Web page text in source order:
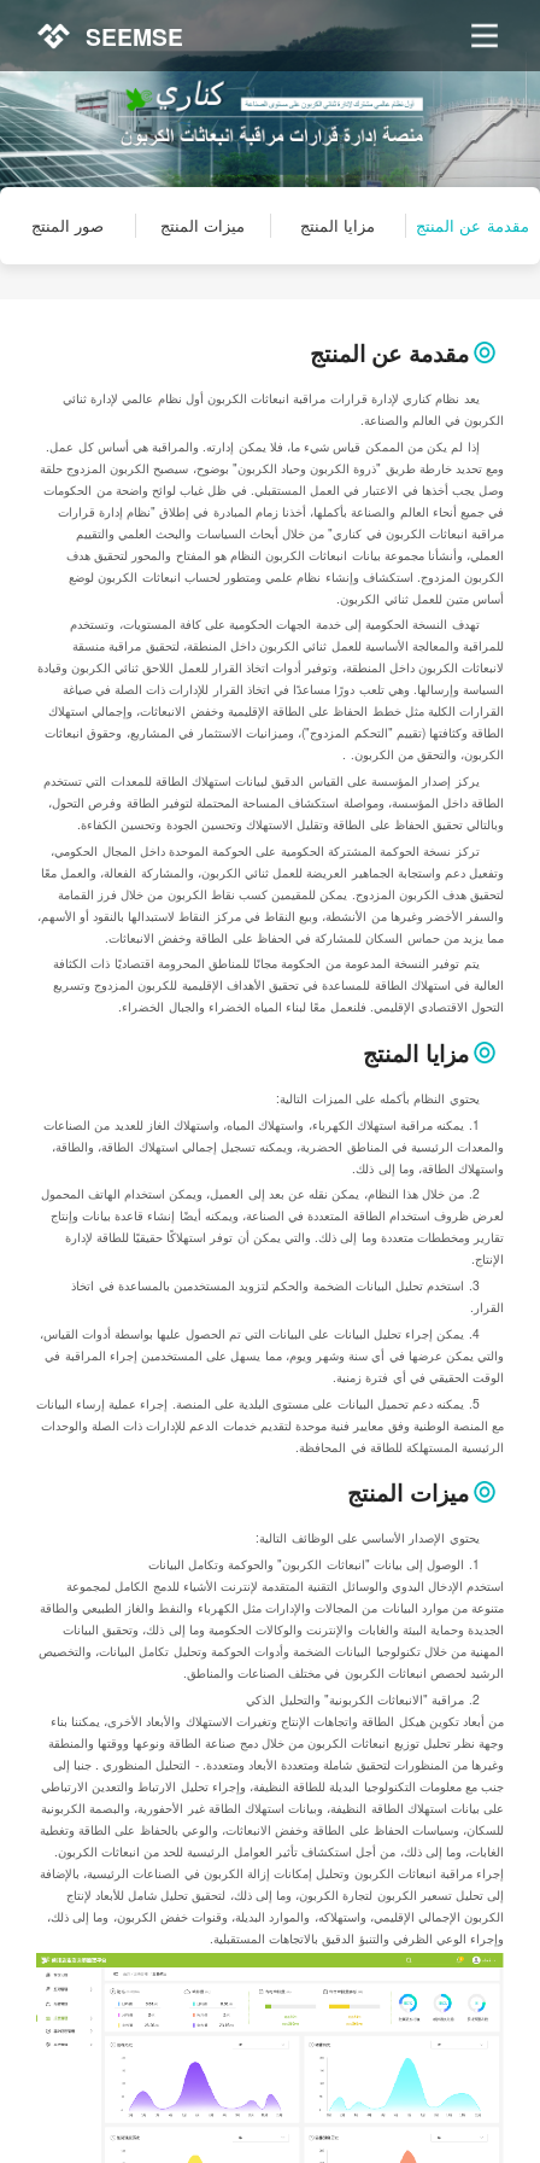
SEEMSE
مقدمة عن المنتج مزايا المنتج ميزات المنتج صور المنتج
مقدمة عن المنتج
يعد نظام كناري لإدارة قرارات مراقبة انبعاثات الكربون أول نظام عالمي لإدارة ثنائي
الكربون في العالم والصناعة.
إذا لم يكن من الممكن قياس شيء ما، فلا يمكن إدارته. والمراقبة هي أساس كل عمل.
ومع تحديد خارطة طريق "ذروة الكربون وحياد الكربون" بوضوح، سيصبح الكربون المزدوج حلقة
وصل يجب أخذها في الاعتبار في العمل المستقبلي. في ظل غياب لوائح واضحة من الحكومات
في جميع أنحاء العالم والصناعة بأكملها، أخذنا زمام المبادرة في إطلاق "نظام إدارة قرارات
مراقبة انبعاثات الكربون في كناري" من خلال أبحاث السياسات والبحث العلمي والتقييم
العملي، وأنشأنا مجموعة بيانات انبعاثات الكربون النظام هو المفتاح والمحور لتحقيق هدف
الكربون المزدوج. استكشاف وإنشاء نظام علمي ومتطور لحساب انبعاثات الكربون لوضع
أساس متين للعمل ثنائي الكربون.
تهدف النسخة الحكومية إلى خدمة الجهات الحكومية على كافة المستويات، وتستخدم
للمراقبة والمعالجة الأساسية للعمل ثنائي الكربون داخل المنطقة، لتحقيق مراقبة منسقة
لانبعاثات الكربون داخل المنطقة، وتوفير أدوات اتخاذ القرار للعمل اللاحق ثنائي الكربون وقيادة
السياسة وإرسالها. وهي تلعب دورًا مساعدًا في اتخاذ القرار للإدارات ذات الصلة في صياغة
القرارات الكلية مثل خطط الحفاظ على الطاقة الإقليمية وخفض الانبعاثات، وإجمالي استهلاك
الطاقة وكثافتها (تقييم "التحكم المزدوج")، وميزانيات الاستثمار في المشاريع، وحقوق انبعاثات
الكربون، والتحقق من الكربون. .
يركز إصدار المؤسسة على القياس الدقيق لبيانات استهلاك الطاقة للمعدات التي تستخدم
الطاقة داخل المؤسسة، ومواصلة استكشاف المساحة المحتملة لتوفير الطاقة وفرص التحول،
وبالتالي تحقيق الحفاظ على الطاقة وتقليل الاستهلاك وتحسين الجودة وتحسين الكفاءة.
تركز نسخة الحوكمة المشتركة الحكومية على الحوكمة الموحدة داخل المجال الحكومي،
وتفعيل دعم واستجابة الجماهير العريضة للعمل ثنائي الكربون، والمشاركة الفعالة، والعمل معًا
لتحقيق هدف الكربون المزدوج. يمكن للمقيمين كسب نقاط الكربون من خلال فرز القمامة
والسفر الأخضر وغيرها من الأنشطة، وبيع النقاط في مركز النقاط لاستبدالها بالنقود أو الأسهم،
مما يزيد من حماس السكان للمشاركة في الحفاظ على الطاقة وخفض الانبعاثات.
يتم توفير النسخة المدعومة من الحكومة مجانًا للمناطق المحرومة اقتصاديًا ذات الكثافة
العالية في استهلاك الطاقة للمساعدة في تحقيق الأهداف الإقليمية للكربون المزدوج وتسريع
التحول الاقتصادي الإقليمي. فلنعمل معًا لبناء المياه الخضراء والجبال الخضراء.
مزايا المنتج
يحتوي النظام بأكمله على الميزات التالية:
1. يمكنه مراقبة استهلاك الكهرباء، واستهلاك المياه، واستهلاك الغاز للعديد من الصناعات
والمعدات الرئيسية في المناطق الحضرية، ويمكنه تسجيل إجمالي استهلاك الطاقة، والطاقة،
واستهلاك الطاقة، وما إلى ذلك.
2. من خلال هذا النظام، يمكن نقله عن بعد إلى العميل، ويمكن استخدام الهاتف المحمول
لعرض ظروف استخدام الطاقة المتعددة في الصناعة، ويمكنه أيضًا إنشاء قاعدة بيانات وإنتاج
تقارير ومخططات متعددة وما إلى ذلك. والتي يمكن أن توفر استهلاكًا حقيقيًا للطاقة لإدارة
الإنتاج.
3. استخدم تحليل البيانات الضخمة والحكم لتزويد المستخدمين بالمساعدة في اتخاذ
القرار.
4. يمكن إجراء تحليل البيانات على البيانات التي تم الحصول عليها بواسطة أدوات القياس،
والتي يمكن عرضها في أي سنة وشهر ويوم، مما يسهل على المستخدمين إجراء المراقبة في
الوقت الحقيقي في أي فترة زمنية.
5. يمكنه دعم تحميل البيانات على مستوى البلدية على المنصة. إجراء عملية إرساء البيانات
مع المنصة الوطنية وفق معايير فنية موحدة لتقديم خدمات الدعم للإدارات ذات الصلة والوحدات
الرئيسية المستهلكة للطاقة في المحافظة.
ميزات المنتج
يحتوي الإصدار الأساسي على الوظائف التالية:
1. الوصول إلى بيانات "انبعاثات الكربون" والحوكمة وتكامل البيانات
استخدم الإدخال اليدوي والوسائل التقنية المتقدمة لإنترنت الأشياء للدمج الكامل لمجموعة
متنوعة من موارد البيانات من المجالات والإدارات مثل الكهرباء والنفط والغاز الطبيعي والطاقة
الجديدة وحماية البيئة والغابات والإنترنت والوكالات الحكومية وما إلى ذلك، وتحقيق البيانات
المهنية من خلال تكنولوجيا البيانات الضخمة وأدوات الحوكمة وتحليل تكامل البيانات، والتخصيص
الرشيد لحصص انبعاثات الكربون في مختلف الصناعات والمناطق.
2. مراقبة "الانبعاثات الكربونية" والتحليل الذكي
من أبعاد تكوين هيكل الطاقة واتجاهات الإنتاج وتغيرات الاستهلاك والأبعاد الأخرى، يمكننا بناء
وجهة نظر تحليل توزيع انبعاثات الكربون من خلال دمج صناعة الطاقة ونوعها ووقتها والمنطقة
وغيرها من المنظورات لتحقيق شاملة ومتعددة الأبعاد ومتعددة. - التحليل المنظوري . جنبا إلى
جنب مع معلومات التكنولوجيا البديلة للطاقة النظيفة، وإجراء تحليل الارتباط والتعدين الارتباطي
على بيانات استهلاك الطاقة النظيفة، وبيانات استهلاك الطاقة غير الأحفورية، والبصمة الكربونية
للسكان، وسياسات الحفاظ على الطاقة وخفض الانبعاثات، والوعي بالحفاظ على الطاقة وتغطية
الغابات، وما إلى ذلك، من أجل استكشاف تأثير العوامل الرئيسية للحد من انبعاثات الكربون.
إجراء مراقبة انبعاثات الكربون وتحليل إمكانات إزالة الكربون في الصناعات الرئيسية، بالإضافة
إلى تحليل تسعير الكربون لتجارة الكربون، وما إلى ذلك، لتحقيق تحليل شامل للأبعاد لإنتاج
الكربون الإجمالي الإقليمي، واستهلاكه، والموارد البديلة، وقنوات خفض الكربون، وما إلى ذلك،
وإجراء الوعي الظرفي والتنبؤ الدقيق بالاتجاهات المستقبلية.